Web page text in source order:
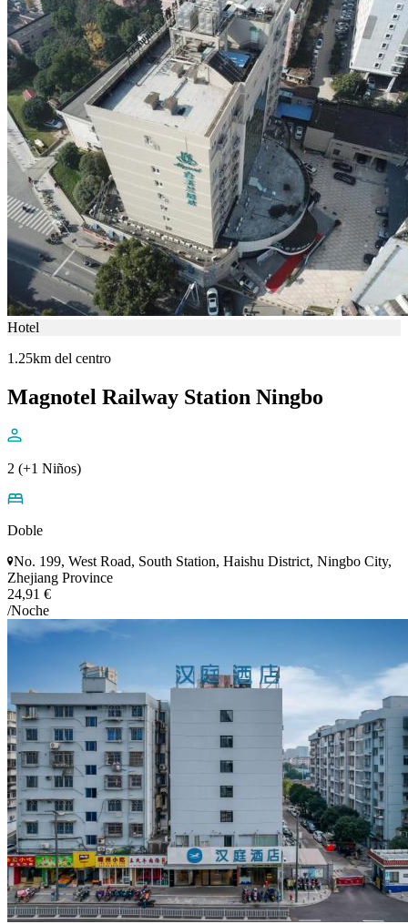
Hotel
1.25km del centro
Magnotel Railway Station Ningbo
2 (+1 Niños)
Doble
No. 199, West Road, South Station, Haishu District, Ningbo City,
Zhejiang Province
24,91 €
/Noche